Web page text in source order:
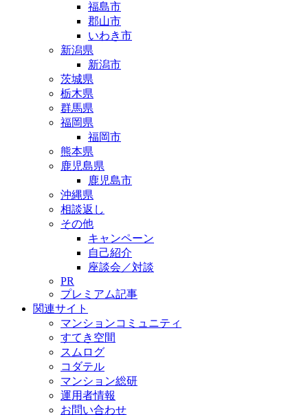
福島市
郡山市
いわき市
新潟県
新潟市
茨城県
栃木県
群馬県
福岡県
福岡市
熊本県
鹿児島県
鹿児島市
沖縄県
相談返し
その他
キャンペーン
自己紹介
座談会／対談
PR
プレミアム記事
関連サイト
マンションコミュニティ
すてき空間
スムログ
コダテル
マンション総研
運用者情報
お問い合わせ